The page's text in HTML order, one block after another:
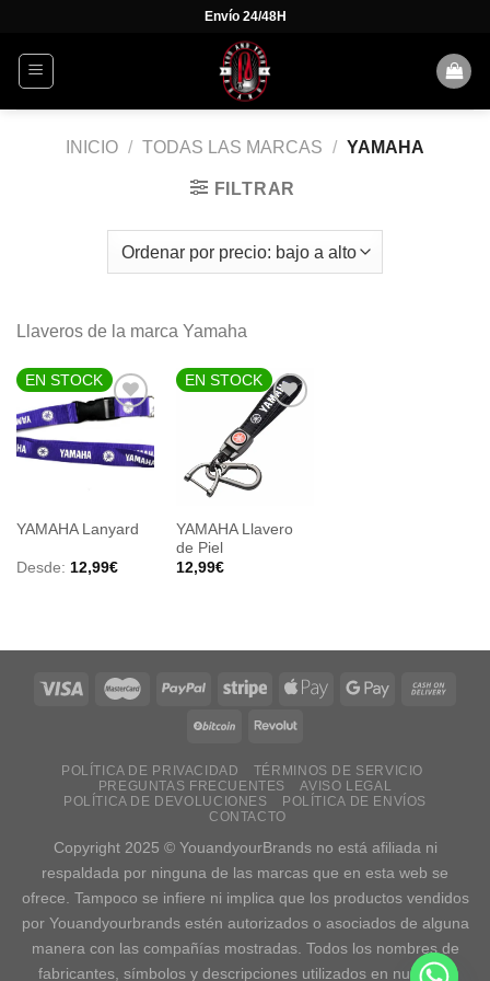
content
Envío 24/48H
INICIO / TODAS LAS MARCAS / YAMAHA
FILTRAR
Llaveros de la marca Yamaha
EN STOCK
DE
YAMAHA Lanyard
Desde: 12,99€
EN STOCK
AÑADIR
A LA
DE
YAMAHA Llavero
de Piel
12,99€
POLÍTICA DE PRIVACIDAD
TÉRMINOS DE SERVICIO
PREGUNTAS FRECUENTES
AVISO LEGAL
POLÍTICA DE DEVOLUCIONES
POLÍTICA DE ENVÍOS
CONTACTO
Copyright 2025 © YouandyourBrands no está afiliada ni
respaldada por ninguna de las marcas que en esta web se
ofrece. Tampoco se infiere ni implica que los productos vendidos
por Youandyourbrands estén autorizados o asociados de alguna
manera con las compañías mostradas. Todos los nombres de
fabricantes, símbolos y descripciones utilizados en nuestras